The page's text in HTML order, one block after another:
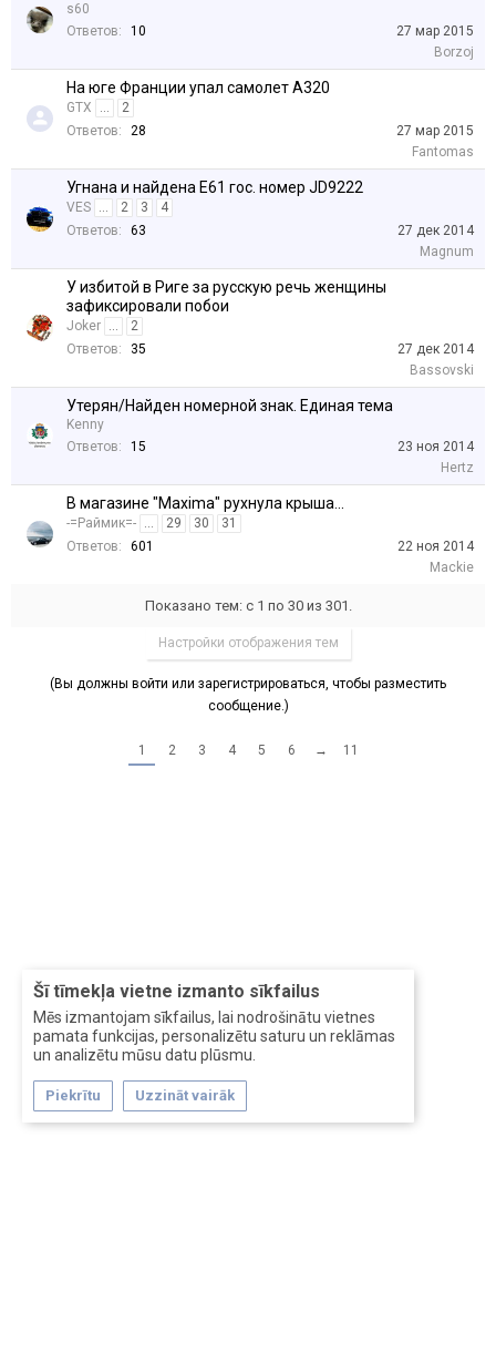
Šī tīmekļa vietne izmanto sīkfailus
Mēs izmantojam sīkfailus, lai nodrošinātu vietnes
pamata funkcijas, personalizētu saturu un reklāmas
un analizētu mūsu datu plūsmu.
Piekrītu Uzzināt vairāk
s60
Ответов:
10
27 мар 2015
Borzoj
На юге Франции упал самолет А320
GTX ...
2
Ответов:
28
27 мар 2015
Fantomas
Угнана и найдена Е61 гос. номер JD9222
VES ... 2 3
4
Ответов:
63
27 дек 2014
Magnum
У избитой в Риге за русскую речь женщины
зафиксировали побои
Joker ...
2
Ответов:
35
27 дек 2014
Bassovski
Утерян/Найден номерной знак. Единая тема
Kenny
Ответов:
15
23 ноя 2014
Hertz
В магазине "Maxima" рухнула крыша...
-=Раймик=- ... 29 30
31
Ответов:
601
22 ноя 2014
Mackie
Показано тем: с 1 по 30 из 301.
Настройки отображения тем
(Вы должны войти или зарегистрироваться, чтобы разместить
сообщение.)
1 2 3 4 5 6 → 11